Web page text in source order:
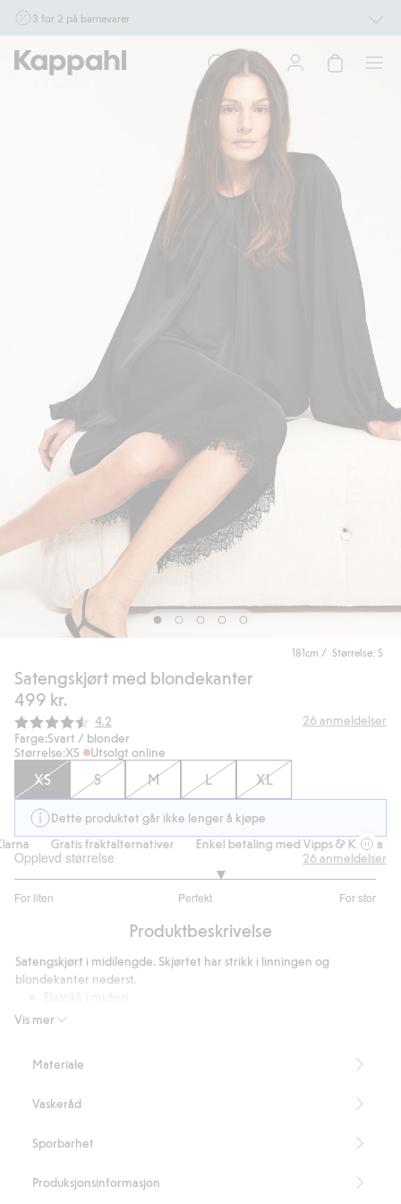
3 for 2 på barnevarer
17/8 i butikk & online for deg som er eller blir medlem. Kan ikke kombineres med
andre tilbud eller rabatter.
Handle nå
181cm / Størrelse: S
Satengskjørt med blondekanter
499 kr.
Gjennomsnittskarakter:
4.2 26 anmeldelser
Farge:Svart / blonder
Størrelse:XS Utsolgt online
XS S M L XL
Dette produktet går ikke lenger å kjøpe
Gratis fraktalternativer Enkel betaling med Vipps & Klarna
Opplevd størrelse
For liten Perfekt For stor
av
22
stemmer
26 anmeldelser
Produktbeskrivelse
Vis mer
Satengskjørt i midilengde. Skjørtet har strikk i linningen og
blondekanter nederst.
Fint fall
Artikkelnummer
Materiale
Vaskeråd
Sporbarhet
Produksjonsinformasjon